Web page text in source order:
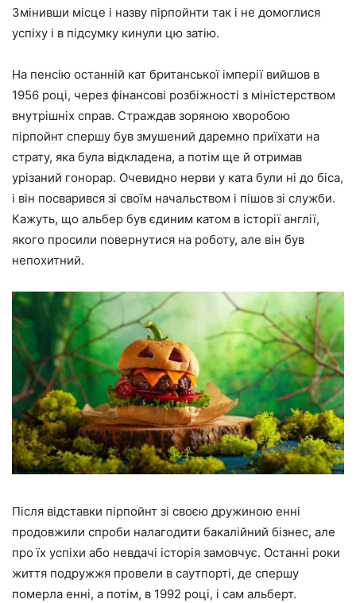
Змінивши місце і назву пірпойнти так і не домоглися
успіху і в підсумку кинули цю затію.
На пенсію останній кат британської імперії вийшов в
1956 році, через фінансові розбіжності з міністерством
внутрішніх справ. Страждав зоряною хворобою
пірпойнт спершу був змушений даремно приїхати на
страту, яка була відкладена, а потім ще й отримав
урізаний гонорар. Очевидно нерви у ката були ні до біса,
і він посварився зі своїм начальством і пішов зі служби.
Кажуть, що альбер був єдиним катом в історії англії,
якого просили повернутися на роботу, але він був
непохитний.
Після відставки пірпойнт зі своєю дружиною енні
продовжили спроби налагодити бакалійний бізнес, але
про їх успіхи або невдачі історія замовчує. Останні роки
життя подружжя провели в саутпорті, де спершу
померла енні, а потім, в 1992 році, і сам альберт.